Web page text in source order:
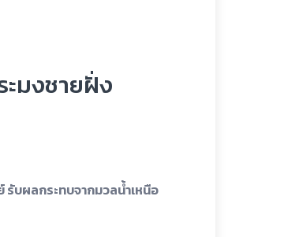
มงชายฝั่ง
บผลกระทบจากมวลน้ำเหนือ